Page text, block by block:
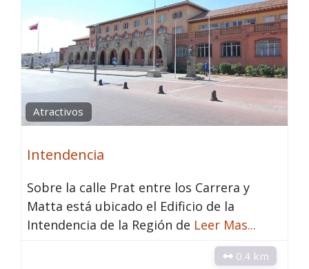
Atractivos
Intendencia
Sobre la calle Prat entre los Carrera y
Matta está ubicado el Edificio de la
Intendencia de la Región de Leer Mas...
0.4 km